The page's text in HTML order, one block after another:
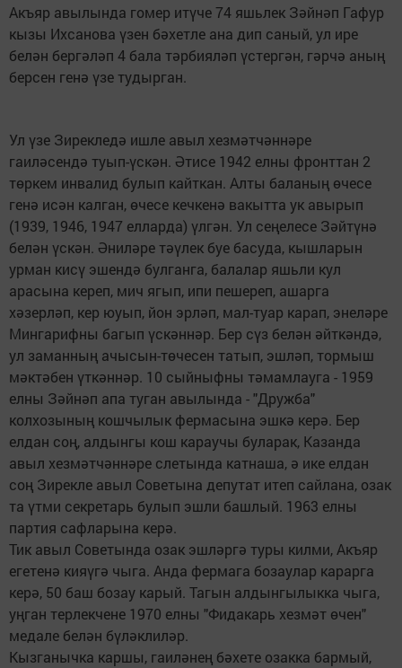
Акъяр авылында гомер итүче 74 яшьлек Зәйнәп Гафур
кызы Ихсанова үзен бәхетле ана дип саный, ул ире
белән бергәләп 4 бала тәрбияләп үстергән, гәрчә аның
берсен генә үзе тудырган.
Ул үзе Зирекледә ишле авыл хезмәтчәннәре
гаиләсендә туып-үскән. Әтисе 1942 елны фронттан 2
төркем инвалид булып кайткан. Алты баланың өчесе
генә исән калган, өчесе кечкенә вакытта ук авырып
(1939, 1946, 1947 елларда) үлгән. Ул сеңелесе Зәйтүнә
белән үскән. Әниләре тәүлек буе басуда, кышларын
урман кисү эшендә булганга, балалар яшьли кул
арасына кереп, мич ягып, ипи пешереп, ашарга
хәзерләп, кер юуып, йон эрләп, мал-туар карап, энеләре
Мингарифны багып үскәннәр. Бер сүз белән әйткәндә,
ул заманның ачысын-төчесен татып, эшләп, тормыш
мәктәбен үткәннәр. 10 сыйныфны тәмамлауга - 1959
елны Зәйнәп апа туган авылында - "Дружба"
колхозының кошчылык фермасына эшкә керә. Бер
елдан соң, алдынгы кош караучы буларак, Казанда
авыл хезмәтчәннәре слетында катнаша, ә ике елдан
соң Зирекле авыл Советына депутат итеп сайлана, озак
та үтми секретарь булып эшли башлый. 1963 елны
партия сафларына керә.
Тик авыл Советында озак эшләргә туры килми, Акъяр
егетенә кияүгә чыга. Анда фермага бозаулар карарга
керә, 50 баш бозау карый. Тагын алдынгылыкка чыга,
уңган терлекчене 1970 елны "Фидакарь хезмәт өчен"
медале белән бүләклиләр.
Кызганычка каршы, гаиләнең бәхете озакка бармый,